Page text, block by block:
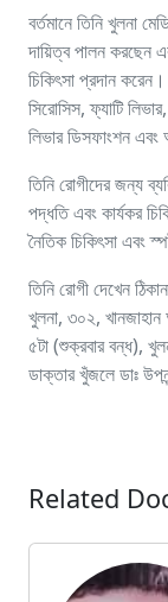
বর্তমানে তিনি খুলনা
দায়িত্ব পালন করছেন
চিকিৎসা প্রদান করেন।
সিরোসিস, ফ্যাটি
লিভার ডিসফাংশন
তিনি রোগীদের জন্য
পদ্ধতি এবং কার্যকর
নৈতিক চিকিৎসা এবং
তিনি রোগী দেখেন
খুলনা, ৩০২,
৫টা (শুক্রবার বন্ধ),
ডাক্তার খুঁজলে ডাঃ
Related